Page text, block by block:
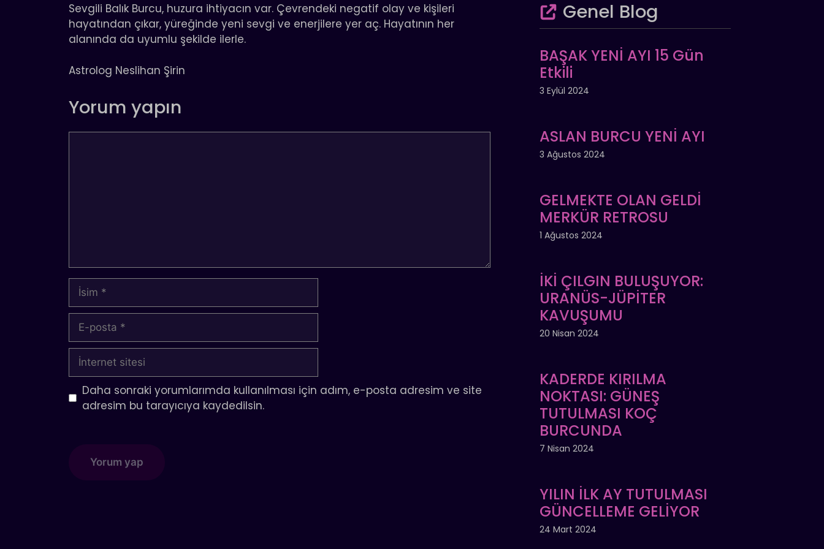
Sevgili Balık Burcu, huzura ihtiyacın var. Çevrendeki negatif olay ve kişileri
hayatından çıkar, yüreğinde yeni sevgi ve enerjilere yer aç. Hayatının her
alanında da uyumlu şekilde ilerle.
Astrolog Neslihan Şirin
Yorum yapın
İsim
posta
İnternet
sitesi
Daha sonraki yorumlarımda kullanılması için adım, e-posta adresim ve site
adresim bu tarayıcıya kaydedilsin.
Genel Blog
BAŞAK YENİ AYI 15 Gün
Etkili
3 Eylül 2024
ASLAN BURCU YENİ AYI
3 Ağustos 2024
GELMEKTE OLAN GELDİ
MERKÜR RETROSU
1 Ağustos 2024
İKİ ÇILGIN BULUŞUYOR:
URANÜS-JÜPİTER
KAVUŞUMU
20 Nisan 2024
KADERDE KIRILMA
NOKTASI: GÜNEŞ
TUTULMASI KOÇ
BURCUNDA
7 Nisan 2024
YILIN İLK AY TUTULMASI
GÜNCELLEME GELİYOR
24 Mart 2024